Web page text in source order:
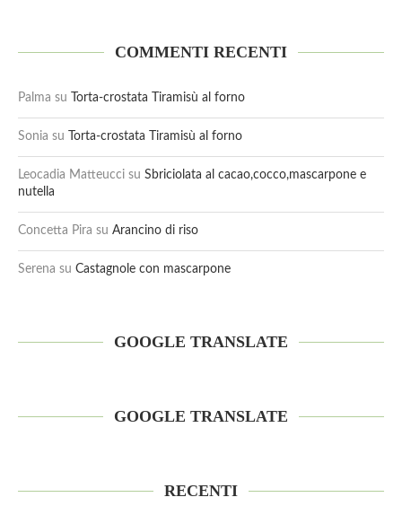
COMMENTI RECENTI
Palma su Torta-crostata Tiramisù al forno
Sonia su Torta-crostata Tiramisù al forno
Leocadia Matteucci su Sbriciolata al cacao,cocco,mascarpone e
nutella
Concetta Pira su Arancino di riso
Serena su Castagnole con mascarpone
GOOGLE TRANSLATE
GOOGLE TRANSLATE
RECENTI